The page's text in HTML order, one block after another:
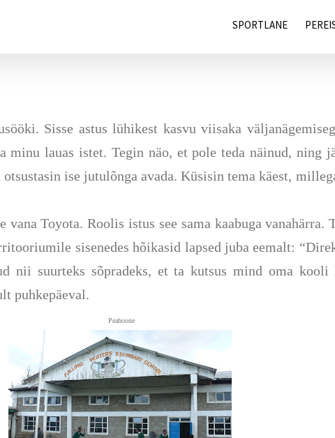
SPORTLANE
Sisse astus lühikest kasvu viisaka
lauas istet. Tegin näo, et pole teda näinud, ning
ise jutulõnga avada. Küsisin tema käest,
vana Toyota. Roolis istus see sama kaabuga
sisenedes hõikasid lapsed juba eemalt:
nii suurteks sõpradeks, et ta kutsus mind oma kooli
puhkepäeval.
Peahoone